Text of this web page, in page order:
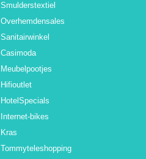
Smulderstextiel
Overhemdensales
Sanitairwinkel
Casimoda
Meubelpootjes
Hifioutlet
HotelSpecials
Internet-bikes
Kras
Tommyteleshopping